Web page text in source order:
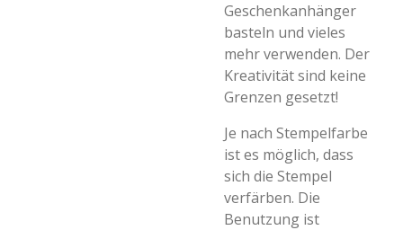
Geschenkanhänger
basteln und vieles
mehr verwenden. Der
Kreativität sind keine
Grenzen gesetzt!
Je nach Stempelfarbe
ist es möglich, dass
sich die Stempel
verfärben. Die
Benutzung ist